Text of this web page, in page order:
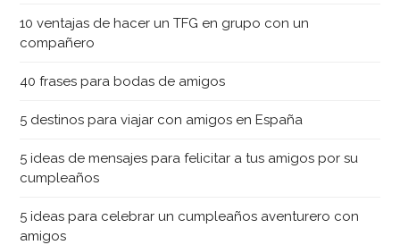
10 ventajas de hacer un TFG en grupo con un
compañero
40 frases para bodas de amigos
5 destinos para viajar con amigos en España
5 ideas de mensajes para felicitar a tus amigos por su
cumpleaños
5 ideas para celebrar un cumpleaños aventurero con
amigos